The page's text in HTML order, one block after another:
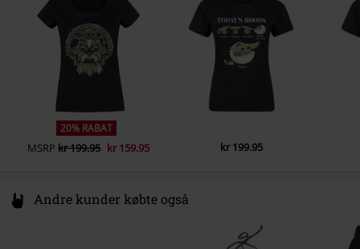
Vægt - T-Shirts
Basic T-Shirt (ca. 165 gr/m²) -
Regularweight
productsafety@universal-music.com
20% RABAT
MSRP kr 199.95 kr 159.95 kr 199.95
Andre kunder købte også